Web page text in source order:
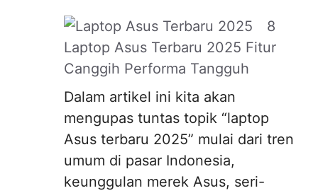
8
Laptop Asus Terbaru 2025 Fitur
Canggih Performa Tangguh
Dalam artikel ini kita akan
mengupas tuntas topik “laptop
Asus terbaru 2025” mulai dari tren
umum di pasar Indonesia,
keunggulan merek Asus, seri-